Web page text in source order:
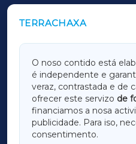
TERRACHAXA
O noso contido está
é independente e
veraz, contrastada e de
ofrecer este servizo de
financiamos a nosa
publicidade. Para iso,
consentimento.
OUTROS